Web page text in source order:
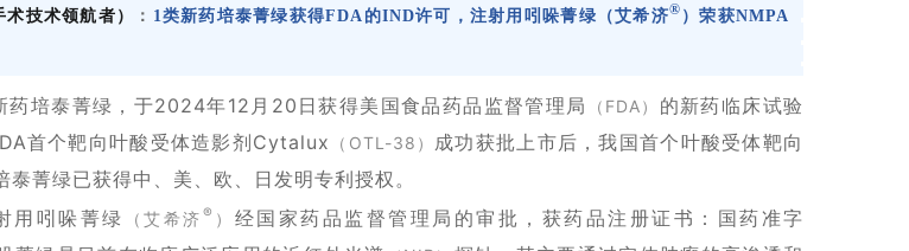
技术领航者） ： 1类新药培泰菁绿获得FDA的IND许可，注射用吲哚菁绿（艾希济® ）荣获NMPA
药培泰菁绿，于2024年12月20日获得美国食品药品监督管理局 （FDA） 的新药临床试验
首个靶向叶酸受体造影剂Cytalux （OTL-38）
成功获批上市后，我国首个叶酸受体靶向
菁绿已获得中、美、欧、日发明专利授权。
用吲哚菁绿
（艾希济 ® ） 经国家药品监督管理局的审批，获药品注册证书：国药准字